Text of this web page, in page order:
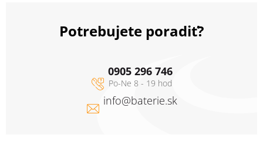
Potrebujete poradiť?
info@baterie.sk
0905 296 746